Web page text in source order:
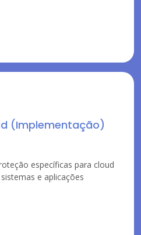
(Implementação)
específicas para cloud
e aplicações